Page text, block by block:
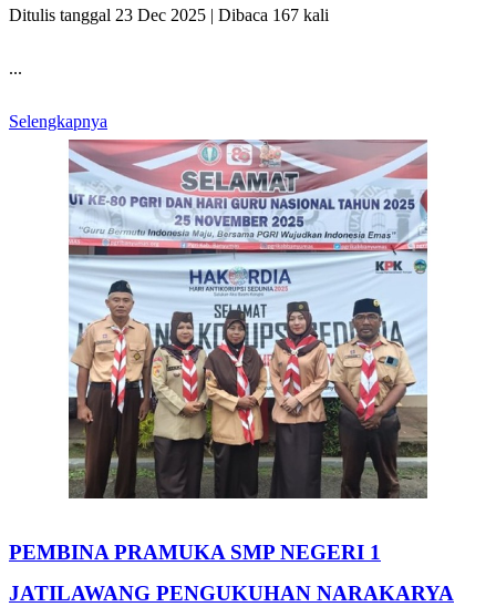
Ditulis tanggal 23 Dec 2025 | Dibaca 167 kali
...
Selengkapnya
PEMBINA PRAMUKA SMP NEGERI 1
JATILAWANG PENGUKUHAN NARAKARYA